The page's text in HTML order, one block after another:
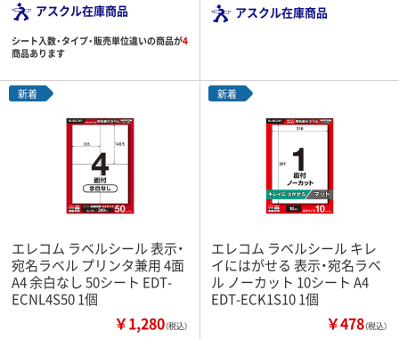
アスクル在庫商品
シート入数・タイプ・販売単位違いの商品が4
商品あります
アスクル在庫商品
新着
エレコム ラベルシール 表示・
宛名ラベル プリンタ兼用 4面
A4 余白なし 50シート EDT-
ECNL4S50 1個
￥1,280（税込）
新着
エレコム ラベルシール キレ
イにはがせる 表示・宛名ラベ
ル ノーカット 10シート A4
EDT-ECK1S10 1個
￥478（税込）